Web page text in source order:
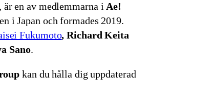
, är en av medlemmarna i Ae!
i Japan och formades 2019.
Fukumoto, Richard Keita
Sano.
kan du hålla dig uppdaterad